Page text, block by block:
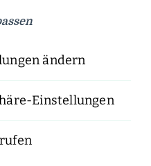
ändern
Einstellungen